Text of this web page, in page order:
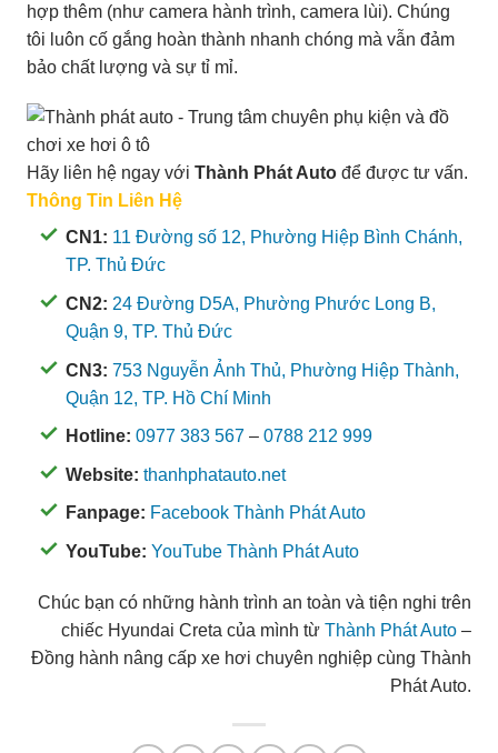
hợp thêm (như camera hành trình, camera lùi). Chúng
tôi luôn cố gắng hoàn thành nhanh chóng mà vẫn đảm
bảo chất lượng và sự tỉ mỉ.
Hãy liên hệ ngay với Thành Phát Auto để được tư vấn.
Thông Tin Liên Hệ
CN1: 11 Đường số 12, Phường Hiệp Bình Chánh,
TP. Thủ Đức
CN2: 24 Đường D5A, Phường Phước Long B,
Quận 9, TP. Thủ Đức
CN3: 753 Nguyễn Ảnh Thủ, Phường Hiệp Thành,
Quận 12, TP. Hồ Chí Minh
Hotline: 0977 383 567 – 0788 212 999
Website: thanhphatauto.net
Fanpage: Facebook Thành Phát Auto
YouTube: YouTube Thành Phát Auto
Chúc bạn có những hành trình an toàn và tiện nghi trên
chiếc Hyundai Creta của mình từ Thành Phát Auto –
Đồng hành nâng cấp xe hơi chuyên nghiệp cùng Thành
Phát Auto.